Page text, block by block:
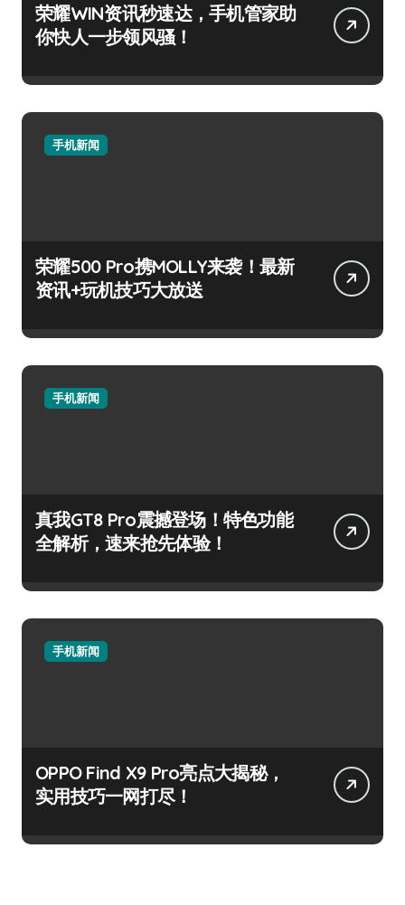
荣耀WIN资讯秒速达，手机管家助
你快人一步领风骚！
手机新闻
荣耀500 Pro携MOLLY来袭！最新
资讯+玩机技巧大放送
手机新闻
真我GT8 Pro震撼登场！特色功能
全解析，速来抢先体验！
手机新闻
OPPO Find X9 Pro亮点大揭秘，
实用技巧一网打尽！